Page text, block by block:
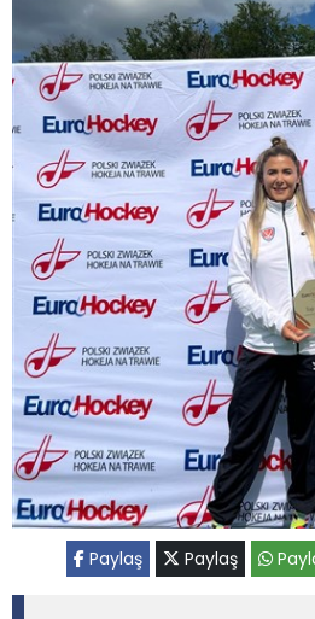
Paylaş Paylaş